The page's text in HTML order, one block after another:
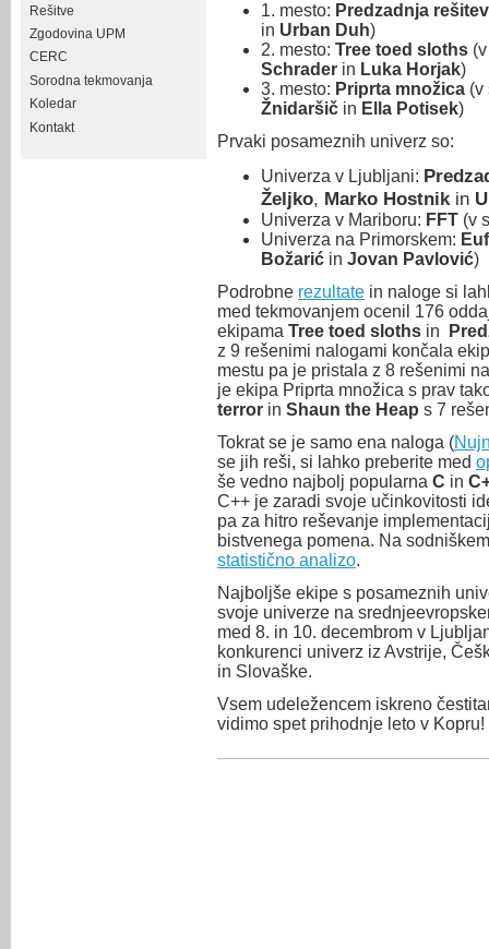
Rešitve
Zgodovina UPM
CERC
Sorodna tekmovanja
Koledar
Kontakt
1. mesto: Predzadnja rešitev
in Urban Duh)
2. mesto: Tree toed sloths
Schrader in Luka Horjak)
3. mesto: Priprta množica (v
Žnidaršič in Ella Potisek)
Prvaki posameznih univerz so:
Univerza v Ljubljani:
Željko, Marko Hostnikin
Univerza v Mariboru: FFT (v
Univerza na Primorskem:
Božarić in Jovan Pavlović)
Podrobne rezultate in naloge si
med tekmovanjem ocenil 176
ekipama Tree toed sloths in
z 9 rešenimi nalogami končala
mestu pa je pristala z 8 rešenimi
je ekipa Priprta množica s prav
terror in Shaun the Heap s 7
Tokrat se je samo ena naloga (
se jih reši, si lahko preberite med
še vedno najbolj popularna C in
C++ je zaradi svoje učinkovitosti
pa za hitro reševanje
bistvenega pomena. Na
statistično analizo.
Najboljše ekipe s posameznih
svoje univerze na
med 8. in 10. decembrom v
konkurenci univerz iz Avstrije,
in Slovaške.
Vsem udeležencem iskreno
vidimo spet prihodnje leto v Kopru!